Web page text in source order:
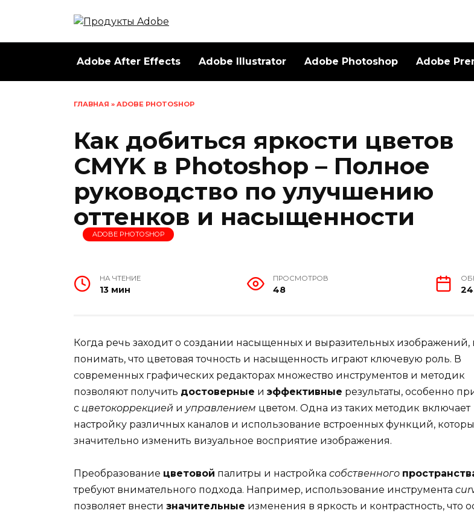
Adobe After Effects Adobe Illustrator Adobe Photoshop Adobe
ГЛАВНАЯ » ADOBE PHOTOSHOP
Как добиться яркости цветов
CMYK в Photoshop – Полное
руководство по улучшению
оттенков и насыщенности
ADOBE PHOTOSHOP
НА ЧТЕНИЕ
13 мин
ПРОСМОТРОВ
48
Когда речь заходит о создании насыщенных и выразительных изображений,
понимать, что цветовая точность и насыщенность играют ключевую роль. В
современных графических редакторах множество инструментов и методик
позволяют получить достоверные и эффективные результаты, особенно
с цветокоррекцией и управлением цветом. Одна из таких методик включает
настройку различных каналов и использование встроенных функций,
значительно изменить визуальное восприятие изображения.
Преобразование цветовой палитры и настройка собственного
требуют внимательного подхода. Например, использование инструмента
позволяет внести значительные изменения в яркость и контрастность, что